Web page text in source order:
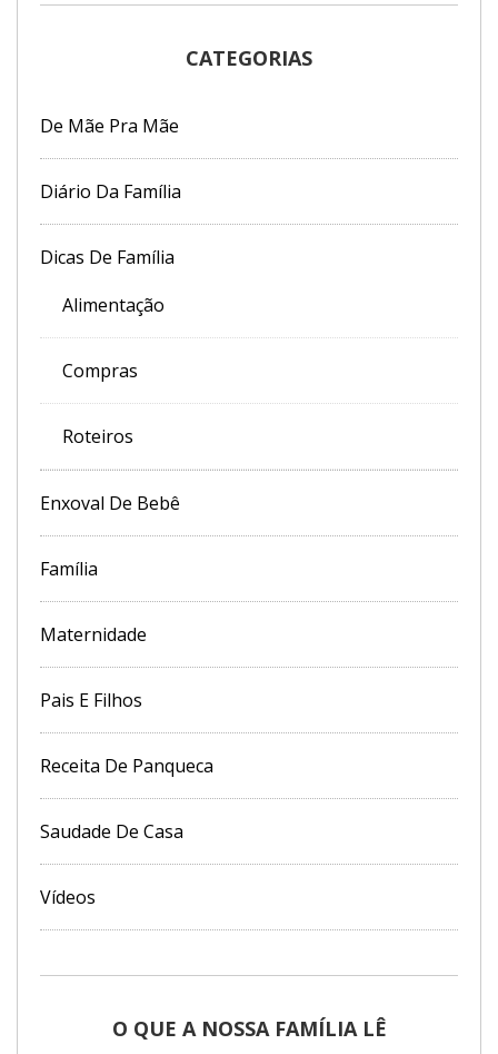
CATEGORIAS
De Mãe Pra Mãe
Diário Da Família
Dicas De Família
Alimentação
Compras
Roteiros
Enxoval De Bebê
Família
Maternidade
Pais E Filhos
Receita De Panqueca
Saudade De Casa
Vídeos
O QUE A NOSSA FAMÍLIA LÊ